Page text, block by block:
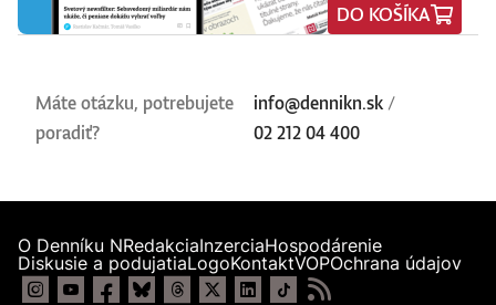
DO KOŠÍKA
Máte otázku, potrebujete
poradiť?
info@dennikn.sk /
02 212 04 400
O Denníku NRedakciaInzerciaHospodárenie
Diskusie a podujatiaLogoKontaktVOPOchrana údajov